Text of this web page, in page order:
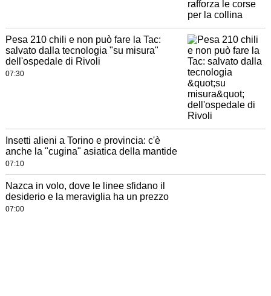
Pesa 210 chili e non può fare la Tac:
salvato dalla tecnologia "su misura"
dell'ospedale di Rivoli
07:30
Insetti alieni a Torino e provincia: c'è
anche la "cugina" asiatica della mantide
07:10
Nazca in volo, dove le linee sfidano il
desiderio e la meraviglia ha un prezzo
07:00